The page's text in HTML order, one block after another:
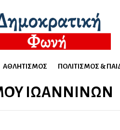
ΑΘΛΗΤΙΣΜΌΣ ΠΟΛΙΤΙΣΜΌΣ &
ΙΩΑΝΝΊΝΩΝ